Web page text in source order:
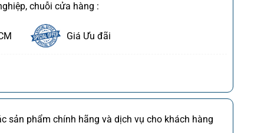
chuỗi cửa hàng :
Giá Ưu đãi
Chi tiết
Chi tiết
sản phẩm chính hãng và dịch vụ cho khách hàng